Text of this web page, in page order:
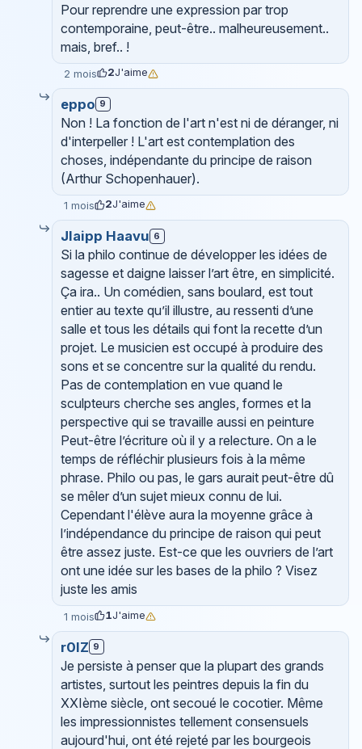
Pour reprendre une expression par trop
contemporaine, peut-être.. malheureusement..
mais, bref.. !
2 mois 2J'aime
eppo 9
Non ! La fonction de l'art n'est ni de déranger, ni
d'interpeller ! L'art est contemplation des
choses, indépendante du principe de raison
(Arthur Schopenhauer).
1 mois 2J'aime
Jlaipp Haavu 6
Si la philo continue de développer les idées de
sagesse et daigne laisser l’art être, en simplicité.
Ça ira.. Un comédien, sans boulard, est tout
entier au texte qu’il illustre, au ressenti d’une
salle et tous les détails qui font la recette d’un
projet. Le musicien est occupé à produire des
sons et se concentre sur la qualité du rendu.
Pas de contemplation en vue quand le
sculpteurs cherche ses angles, formes et la
perspective qui se travaille aussi en peinture
Peut-être l’écriture où il y a relecture. On a le
temps de réfléchir plusieurs fois à la même
phrase. Philo ou pas, le gars aurait peut-être dû
se mêler d’un sujet mieux connu de lui.
Cependant l'élève aura la moyenne grâce à
l’indépendance du principe de raison qui peut
être assez juste. Est-ce que les ouvriers de l’art
ont une idée sur les bases de la philo ? Visez
juste les amis
1 mois 1J'aime
r0lZ 9
Je persiste à penser que la plupart des grands
artistes, surtout les peintres depuis la fin du
XXIème siècle, ont secoué le cocotier. Même
les impressionnistes tellement consensuels
aujourd'hui, ont été rejeté par les bourgeois